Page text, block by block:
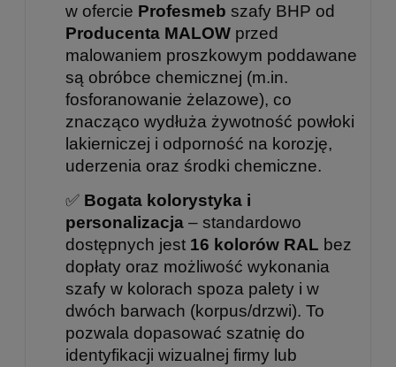
w ofercie Profesmeb szafy BHP od
Producenta MALOW przed
malowaniem proszkowym poddawane
są obróbce chemicznej (m.in.
fosforanowanie żelazowe), co
znacząco wydłuża żywotność powłoki
lakierniczej i odporność na korozję,
uderzenia oraz środki chemiczne.
✅ Bogata kolorystyka i
personalizacja – standardowo
dostępnych jest 16 kolorów RAL bez
dopłaty oraz możliwość wykonania
szafy w kolorach spoza palety i w
dwóch barwach (korpus/drzwi). To
pozwala dopasować szatnię do
identyfikacji wizualnej firmy lub